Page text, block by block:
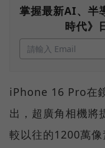
掌握最新AI、半
時代》
iPhone 16 Pro在
出，超廣角相機將
較以往的1200萬像